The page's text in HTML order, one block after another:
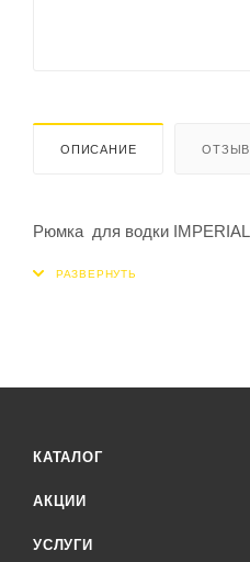
ОПИСАНИЕ
Рюмка для водки
КАТАЛОГ
АКЦИИ
УСЛУГИ